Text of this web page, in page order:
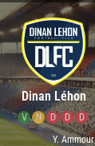
Dinan Léhon
V N D D
D
Y. Ammour